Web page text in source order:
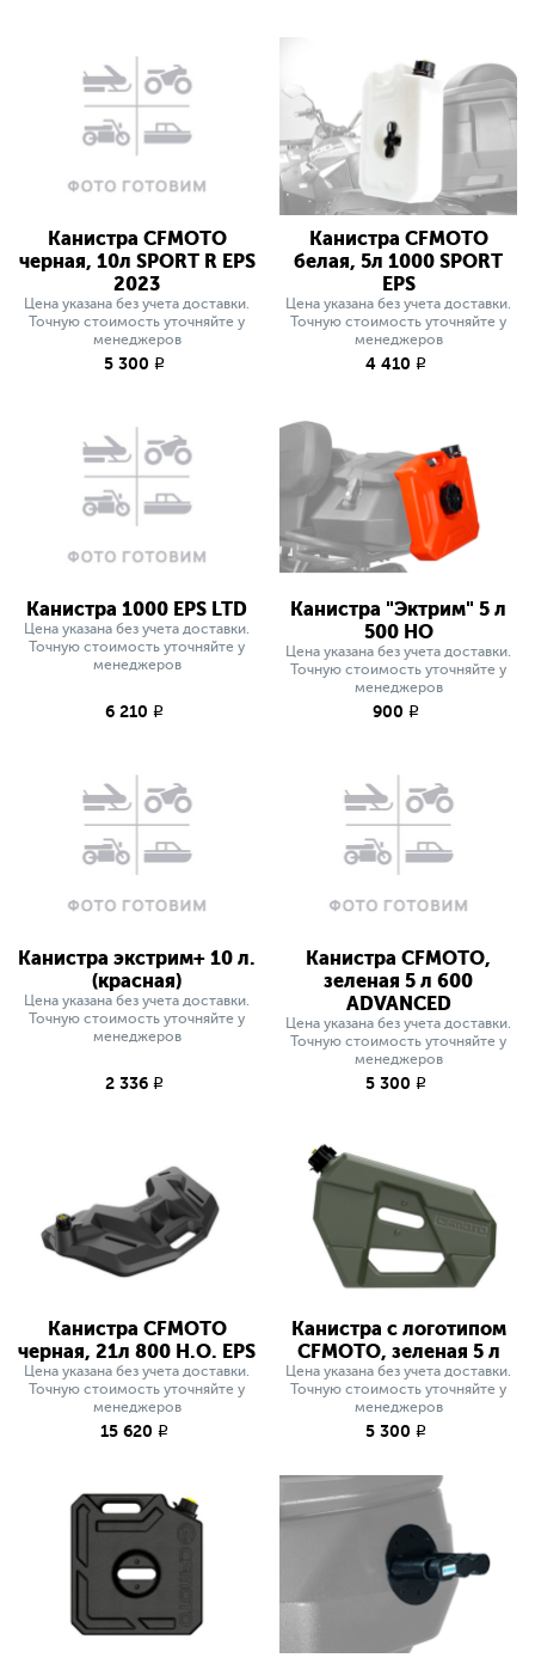
Канистра CFMOTO
черная, 10л SPORT R EPS
2023
Цена указана без учета доставки.
Точную стоимость уточняйте у
менеджеров
5 300 q
Канистра CFMOTO
белая, 5л 1000 SPORT
EPS
Цена указана без учета доставки.
Точную стоимость уточняйте у
менеджеров
4 410 q
Канистра 1000 EPS LTD
Цена указана без учета доставки.
Точную стоимость уточняйте у
менеджеров
6 210 q
Канистра "Эктрим" 5 л
500 HO
Цена указана без учета доставки.
Точную стоимость уточняйте у
менеджеров
900 q
Канистра экстрим+ 10 л.
(красная)
Цена указана без учета доставки.
Точную стоимость уточняйте у
менеджеров
2 336 q
Канистра CFMOTO,
зеленая 5 л 600
ADVANCED
Цена указана без учета доставки.
Точную стоимость уточняйте у
менеджеров
5 300 q
Канистра CFMOTO
черная, 21л 800 H.O. EPS
Цена указана без учета доставки.
Точную стоимость уточняйте у
менеджеров
15 620 q
Канистра с логотипом
CFMOTO, зеленая 5 л
Цена указана без учета доставки.
Точную стоимость уточняйте у
менеджеров
5 300 q